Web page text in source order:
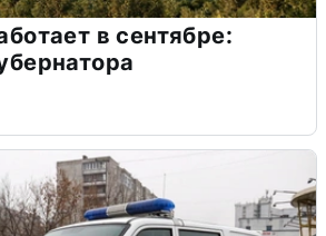
в сентябре: